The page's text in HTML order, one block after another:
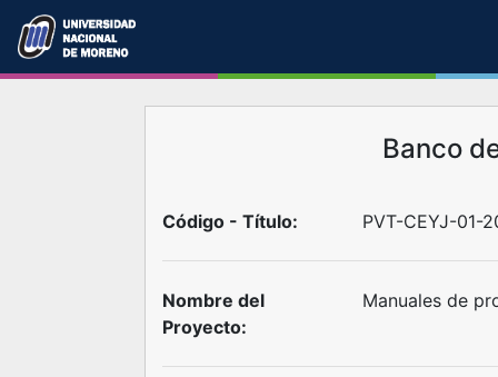
Banco
Código - Título: PVT-CEYJ-01-
Nombre del
Proyecto:
Manuales de